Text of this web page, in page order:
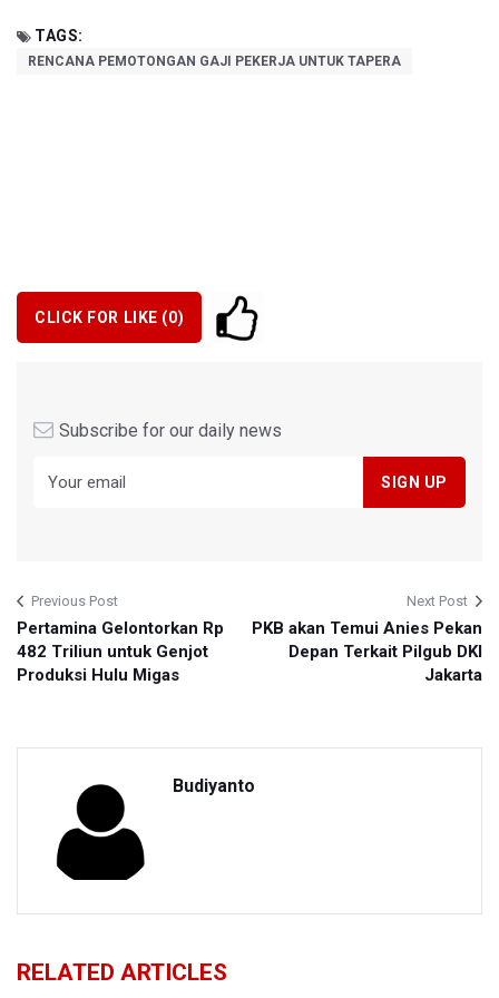
TAGS:
RENCANA PEMOTONGAN GAJI PEKERJA UNTUK TAPERA
CLICK FOR LIKE (0)
Subscribe for our daily news
Previous Post
Pertamina Gelontorkan Rp
482 Triliun untuk Genjot
Produksi Hulu Migas
Next Post
PKB akan Temui Anies Pekan
Depan Terkait Pilgub DKI
Jakarta
Budiyanto
RELATED ARTICLES